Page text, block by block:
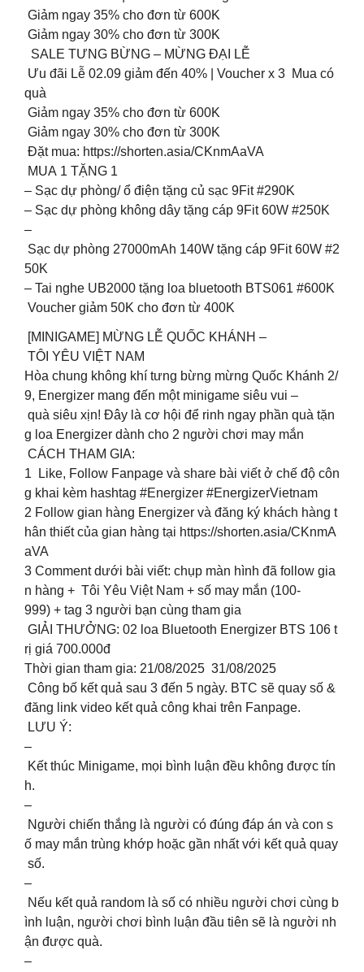
️ Giảm ngay 35% cho đơn từ 600K
️ Giảm ngay 30% cho đơn từ 300K
SALE TƯNG BỪNG – MỪNG ĐẠI LỄ
Ưu đãi Lễ 02.09 giảm đến 40% | Voucher x 3 Mua có
quà
️ Giảm ngay 35% cho đơn từ 600K
️ Giảm ngay 30% cho đơn từ 300K
Đặt mua: https://shorten.asia/CKnmAaVA
MUA 1 TẶNG 1
– Sạc dự phòng/ ổ điện tặng củ sạc 9Fit #290K
– Sạc dự phòng không dây tặng cáp 9Fit 60W #250K
–
Sạc dự phòng 27000mAh 140W tặng cáp 9Fit 60W #2
50K
– Tai nghe UB2000 tặng loa bluetooth BTS061 #600K
Voucher giảm 50K cho đơn từ 400K
[MINIGAME] MỪNG LỄ QUỐC KHÁNH –
TÔI YÊU VIỆT NAM
Hòa chung không khí tưng bừng mừng Quốc Khánh 2/
9, Energizer mang đến một minigame siêu vui –
quà siêu xịn! Đây là cơ hội để rinh ngay phần quà tặn
g loa Energizer dành cho 2 người chơi may mắn
CÁCH THAM GIA:
1️ Like, Follow Fanpage và share bài viết ở chế độ côn
g khai kèm hashtag #Energizer #EnergizerVietnam
2️ Follow gian hàng Energizer và đăng ký khách hàng t
hân thiết của gian hàng tại https://shorten.asia/CKnmA
aVA
3️ Comment dưới bài viết: chụp màn hình đã follow gia
n hàng + Tôi Yêu Việt Nam + số may mắn (100-
999) + tag 3 người bạn cùng tham gia
GIẢI THƯỞNG: 02 loa Bluetooth Energizer BTS 106 t
rị giá 700.000đ
Thời gian tham gia: 21/08/2025 31/08/2025
Công bố kết quả sau 3 đến 5 ngày. BTC sẽ quay số &
đăng link video kết quả công khai trên Fanpage.
LƯU Ý:
–
Kết thúc Minigame, mọi bình luận đều không được tín
h.
–
Người chiến thắng là người có đúng đáp án và con s
ố may mắn trùng khớp hoặc gần nhất với kết quả quay
số.
–
Nếu kết quả random là số có nhiều người chơi cùng b
ình luận, người chơi bình luận đầu tiên sẽ là người nh
ận được quà.
–